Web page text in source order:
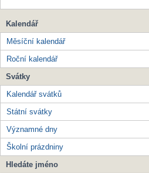
Kalendář
Měsíční kalendář
Roční kalendář
Svátky
Kalendář svátků
Státní svátky
Významné dny
Školní prázdniny
Hledáte jméno